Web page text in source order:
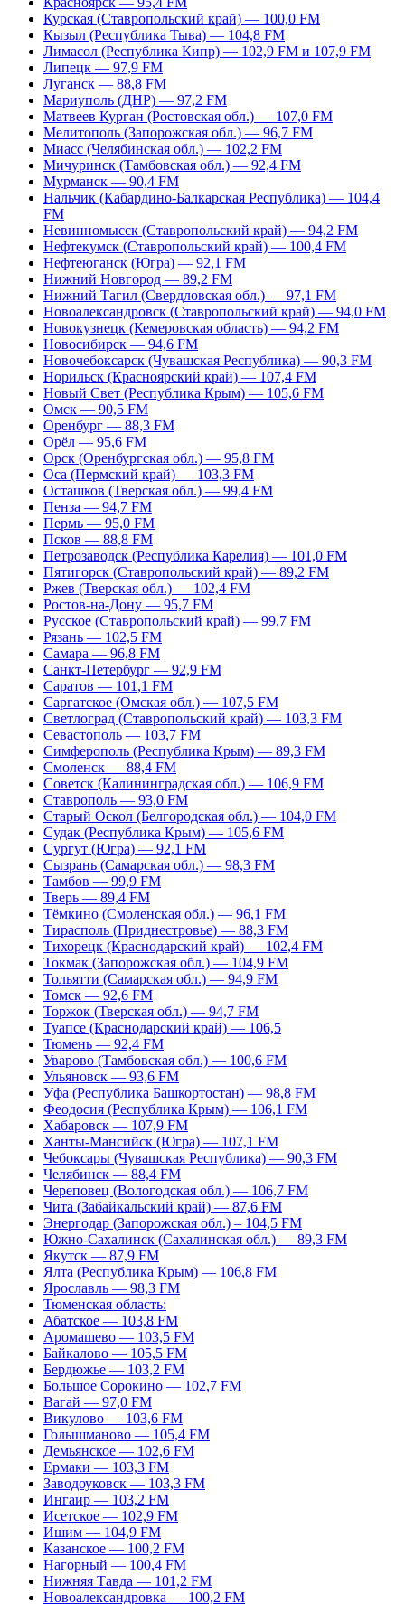
Курская (Ставропольский край) — 100,0 FM
Кызыл (Республика Тыва) — 104,8 FM
Лимасол (Республика Кипр) — 102,9 FM и 107,9 FM
Липецк — 97,9 FM
Луганск — 88,8 FM
Мариуполь (ДНР) — 97,2 FM
Матвеев Курган (Ростовская обл.) — 107,0 FM
Мелитополь (Запорожская обл.) — 96,7 FM
Миасс (Челябинская обл.) — 102,2 FM
Мичуринск (Тамбовская обл.) — 92,4 FM
Мурманск — 90,4 FM
Нальчик (Кабардино-Балкарская Республика) — 104,4
FM
Невинномысск (Ставропольский край) — 94,2 FM
Нефтекумск (Ставропольский край) — 100,4 FM
Нефтеюганск (Югра) — 92,1 FM
Нижний Новгород — 89,2 FM
Нижний Тагил (Свердловская обл.) — 97,1 FM
Новоалександровск (Ставропольский край) — 94,0 FM
Новокузнецк (Кемеровская область) — 94,2 FM
Новосибирск — 94,6 FM
Новочебоксарск (Чувашская Республика) — 90,3 FM
Норильск (Красноярский край) — 107,4 FM
Новый Свет (Республика Крым) — 105,6 FM
Омск — 90,5 FM
Оренбург — 88,3 FM
Орёл — 95,6 FM
Орск (Оренбургская обл.) — 95,8 FM
Оса (Пермский край) — 103,3 FM
Осташков (Тверская обл.) — 99,4 FM
Пенза — 94,7 FM
Пермь — 95,0 FM
Псков — 88,8 FM
Петрозаводск (Республика Карелия) — 101,0 FM
Пятигорск (Ставропольский край) — 89,2 FM
Ржев (Тверская обл.) — 102,4 FM
Ростов-на-Дону — 95,7 FM
Русское (Ставропольский край) — 99,7 FM
Рязань — 102,5 FM
Самара — 96,8 FM
Санкт-Петербург — 92,9 FM
Саратов — 101,1 FM
Саргатское (Омская обл.) — 107,5 FM
Светлоград (Ставропольский край) — 103,3 FM
Севастополь — 103,7 FM
Симферополь (Республика Крым) — 89,3 FM
Смоленск — 88,4 FM
Советск (Калининградская обл.) — 106,9 FM
Ставрополь — 93,0 FM
Старый Оскол (Белгородская обл.) — 104,0 FM
Судак (Республика Крым) — 105,6 FM
Сургут (Югра) — 92,1 FM
Сызрань (Самарская обл.) — 98,3 FM
Тамбов — 99,9 FM
Тверь — 89,4 FM
Тёмкино (Смоленская обл.) — 96,1 FM
Тирасполь (Приднестровье) — 88,3 FM
Тихорецк (Краснодарский край) — 102,4 FM
Токмак (Запорожская обл.) — 104,9 FM
Тольятти (Самарская обл.) — 94,9 FM
Томск — 92,6 FM
Торжок (Тверская обл.) — 94,7 FM
Туапсе (Краснодарский край) — 106,5
Тюмень — 92,4 FM
Уварово (Тамбовская обл.) — 100,6 FM
Ульяновск — 93,6 FM
Уфа (Республика Башкортостан) — 98,8 FM
Феодосия (Республика Крым) — 106,1 FM
Хабаровск — 107,9 FM
Ханты-Мансийск (Югра) — 107,1 FM
Чебоксары (Чувашская Республика) — 90,3 FM
Челябинск — 88,4 FM
Череповец (Вологодская обл.) — 106,7 FM
Чита (Забайкальский край) — 87,6 FM
Энергодар (Запорожская обл.) – 104,5 FM
Южно-Сахалинск (Сахалинская обл.) — 89,3 FM
Якутск — 87,9 FM
Ялта (Республика Крым) — 106,8 FM
Ярославль — 98,3 FM
Тюменская область:
Абатское — 103,8 FM
Аромашево — 103,5 FM
Байкалово — 105,5 FM
Бердюжье — 103,2 FM
Большое Сорокино — 102,7 FM
Вагай — 97,0 FM
Викулово — 103,6 FM
Голышманово — 105,4 FM
Демьянское — 102,6 FM
Ермаки — 103,3 FM
Заводоуковск — 103,3 FM
Ингаир — 103,2 FM
Исетское — 102,9 FM
Ишим — 104,9 FM
Казанское — 100,2 FM
Нагорный — 100,4 FM
Нижняя Тавда — 101,2 FM
Новоалександровка — 100,2 FM